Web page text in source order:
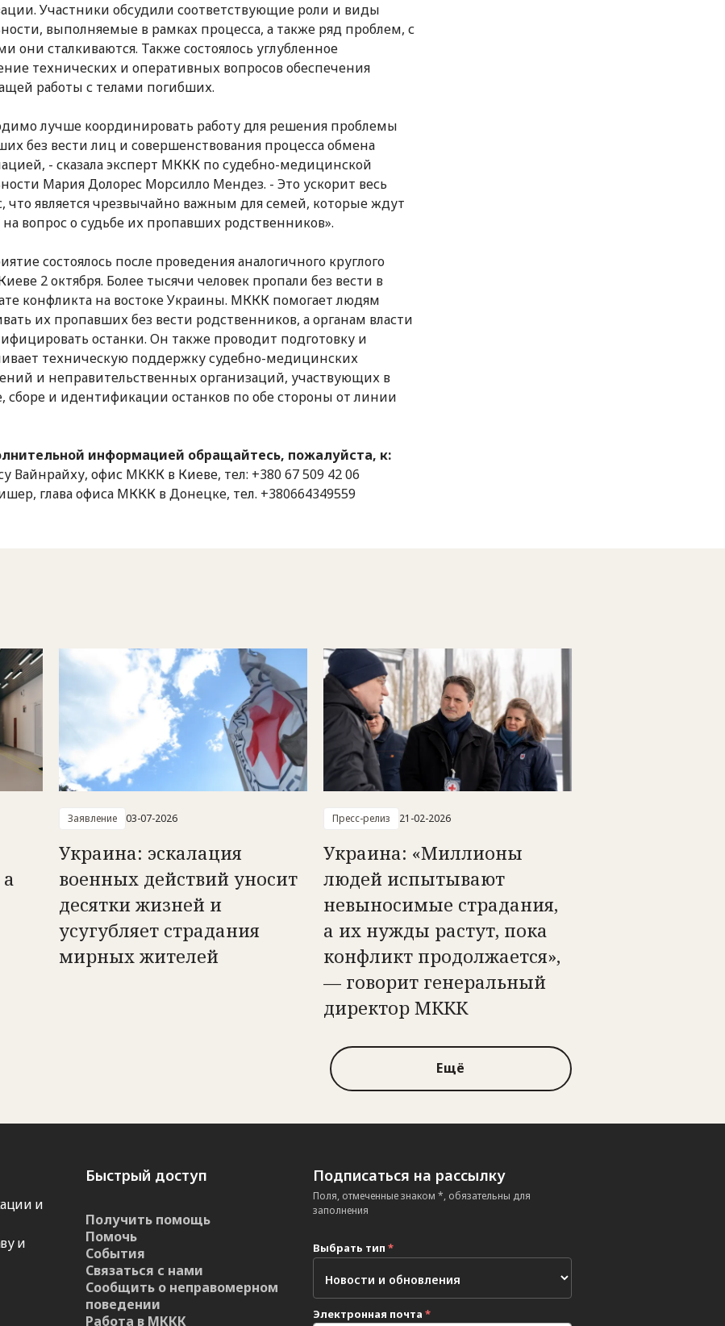
Участники обсудили соответствующие роли и виды
выполняемые в рамках процесса, а также ряд проблем, с
они сталкиваются. Также состоялось углубленное
технических и оперативных вопросов обеспечения
работы с телами погибших.
лучше координировать работу для решения проблемы
без вести лиц и совершенствования процесса обмена
- сказала эксперт МККК по судебно-медицинской
Мария Долорес Морсилло Мендез. - Это ускорит весь
что является чрезвычайно важным для семей, которые ждут
на вопрос о судьбе их пропавших родственников».
состоялось после проведения аналогичного круглого
2 октября. Более тысячи человек пропали без вести в
конфликта на востоке Украины. МККК помогает людям
их пропавших без вести родственников, а органам власти
останки. Он также проводит подготовку и
техническую поддержку судебно-медицинских
и неправительственных организаций, участвующих в
сборе и идентификации останков по обе стороны от линии
информацией обращайтесь, пожалуйста, к:
Вайнрайху, офис МККК в Киеве, тел: +380 67 509 42 06
глава офиса МККК в Донецке, тел. +380664349559
Заявление 03-07-2026
Украина: эскалация
военных действий уносит
десятки жизней и
усугубляет страдания
мирных жителей
Пресс-релиз 21-02-2026
Украина: «Миллионы
людей испытывают
невыносимые страдания,
а их нужды растут, пока
конфликт продолжается»,
— говорит генеральный
директор МККК
Ещё
и
и
Быстрый доступ
Получить помощь
Помочь
События
Связаться с нами
Сообщить о неправомерном
поведении
Работа в МККК
Подписаться на рассылку
Поля, отмеченные знаком *, обязательны для
заполнения
Выбрать тип *
Электронная почта *